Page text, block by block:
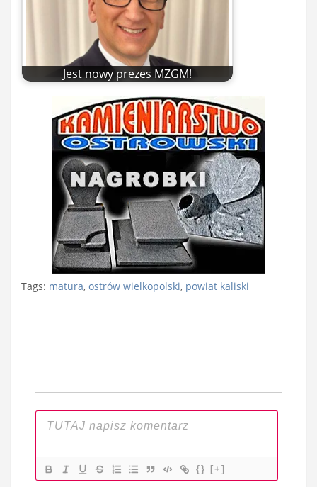
Jest nowy prezes MZGM!
Tags: matura, ostrów wielkopolski, powiat kaliski
{} [+]